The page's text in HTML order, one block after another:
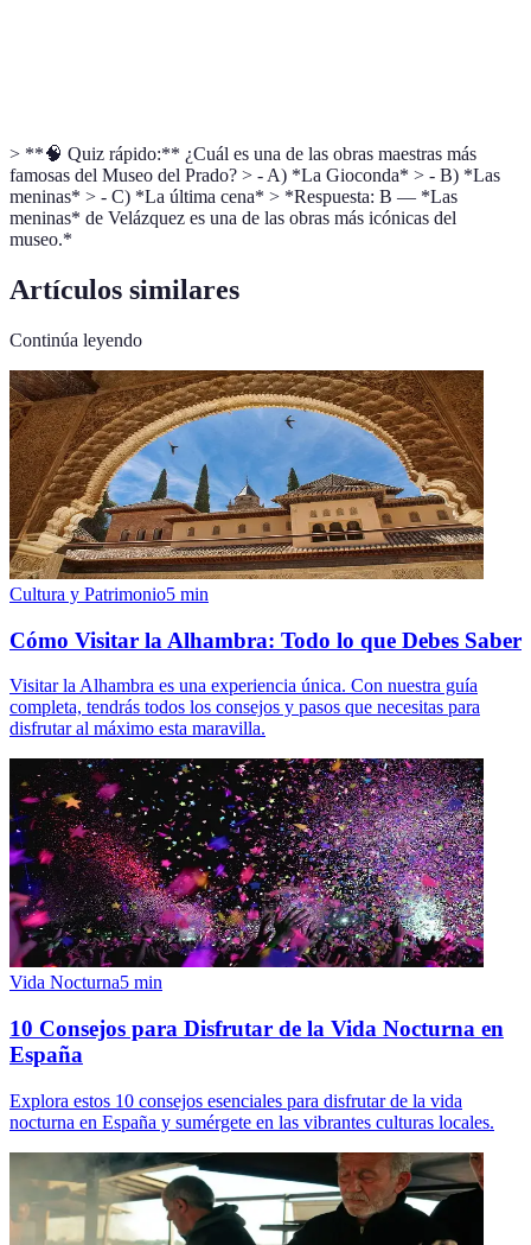
> **🧠 Quiz rápido:** ¿Cuál es una de las obras maestras más
famosas del Museo del Prado? > - A) *La Gioconda* > - B) *Las
meninas* > - C) *La última cena* > *Respuesta: B — *Las
meninas* de Velázquez es una de las obras más icónicas del
museo.*
Artículos similares
Continúa leyendo
Cultura y Patrimonio5 min
Cómo Visitar la Alhambra: Todo lo que Debes Saber
Visitar la Alhambra es una experiencia única. Con nuestra guía
completa, tendrás todos los consejos y pasos que necesitas para
disfrutar al máximo esta maravilla.
Vida Nocturna5 min
10 Consejos para Disfrutar de la Vida Nocturna en
España
Explora estos 10 consejos esenciales para disfrutar de la vida
nocturna en España y sumérgete en las vibrantes culturas locales.